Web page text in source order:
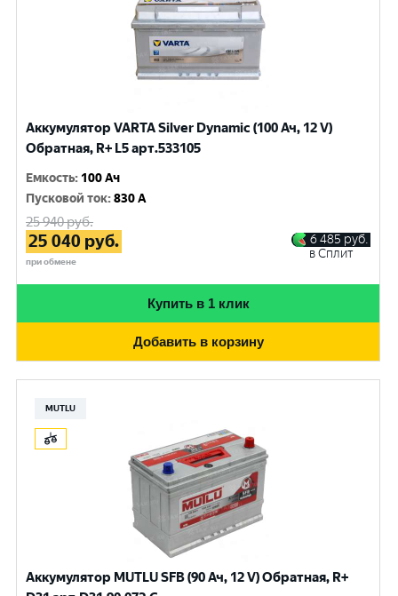
Аккумулятор VARTA Silver Dynamic (100 Ач, 12 V)
Обратная, R+ L5 арт.533105
Емкость: 100 Ач
Пусковой ток:830 A
25 940руб.
25 040 руб.
при обмене
6 485 руб.
в Сплит
Купить в 1 клик
Добавить в корзину
MUTLU
Аккумулятор MUTLU SFB (90 Ач, 12 V) Обратная, R+